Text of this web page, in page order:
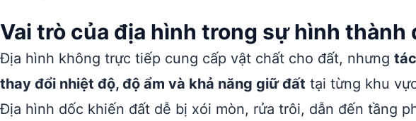
Vai trò của địa hình trong sự hình thành
Địa hình không trực tiếp cung cấp vật chất cho đất, nhưng
thay đổi nhiệt độ, độ ẩm và khả năng giữ đất tại từng khu
Địa hình dốc khiến đất dễ bị xói mòn, rửa trôi, dẫn đến tầng